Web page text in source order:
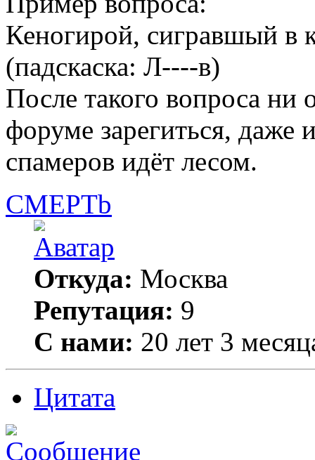
Кенoгирой, сигравшый в
(падскаска: Л----в)
После такого вопроса ни
форуме зарегиться, даже
спамеров идёт лесом.
CMEPTb
Откуда: Москва
Репутация: 9
С нами: 20 лет 3
Цитата